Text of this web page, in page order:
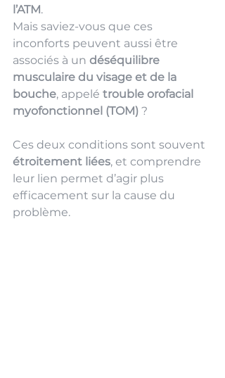
l’ATM.
Mais saviez-vous que ces
inconforts peuvent aussi être
associés à un déséquilibre
musculaire du visage et de la
bouche, appelé trouble orofacial
myofonctionnel (TOM) ?
Ces deux conditions sont souvent
étroitement liées, et comprendre
leur lien permet d’agir plus
efficacement sur la cause du
problème.